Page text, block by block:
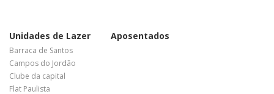
Unidades de Lazer
Barraca de Santos
Campos do Jordão
Clube da capital
Flat Paulista
Aposentados